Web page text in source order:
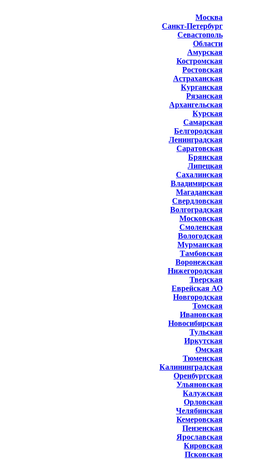
Москва
Санкт-Петербург
Севастополь
Области
Амурская
Костромская
Ростовская
Астраханская
Курганская
Рязанская
Архангельская
Курская
Самарская
Белгородская
Ленинградская
Саратовская
Брянская
Липецкая
Сахалинская
Владимирская
Магаданская
Свердловская
Волгоградская
Московская
Смоленская
Вологодская
Мурманская
Тамбовская
Воронежская
Нижегородская
Тверская
Еврейская АО
Новгородская
Томская
Ивановская
Новосибирская
Тульская
Иркутская
Омская
Тюменская
Калининградская
Оренбургская
Ульяновская
Калужская
Орловская
Челябинская
Кемеровская
Пензенская
Ярославская
Кировская
Псковская